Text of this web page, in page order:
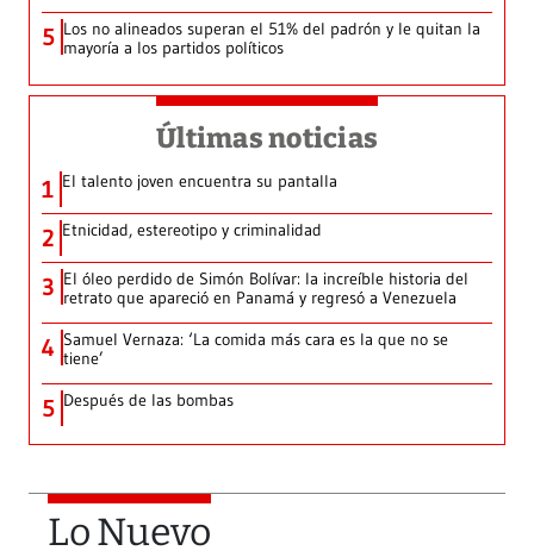
5 Los no alineados superan el 51% del padrón y le quitan la
mayoría a los partidos políticos
Últimas noticias
1 El talento joven encuentra su pantalla​
2 Etnicidad, estereotipo y criminalidad
3 El óleo perdido de Simón Bolívar: la increíble historia del
retrato que apareció en Panamá y regresó a Venezuela
4 Samuel Vernaza: ‘La comida más cara es la que no se
tiene’
5 Después de las bombas
Lo Nuevo